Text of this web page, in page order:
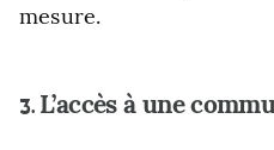
mesure.
3. L’accès à une